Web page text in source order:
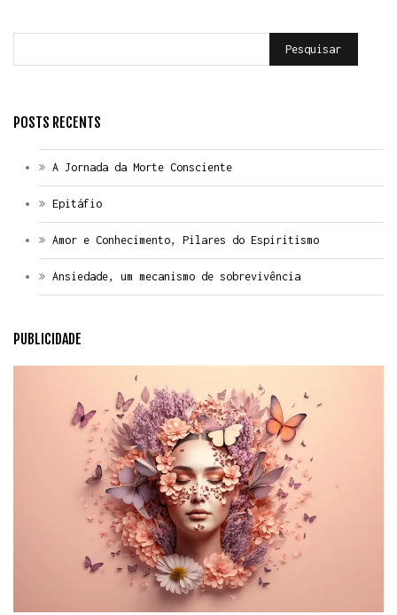
Pesquisar
POSTS RECENTS
A Jornada da Morte Consciente
Epitáfio
Amor e Conhecimento, Pilares do Espiritismo
Ansiedade, um mecanismo de sobrevivência
PUBLICIDADE